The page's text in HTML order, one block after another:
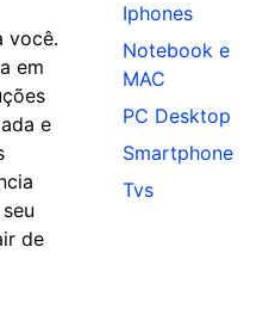
você.
em
e
de
Iphones
Notebook e
MAC
PC Desktop
Smartphone
Tvs